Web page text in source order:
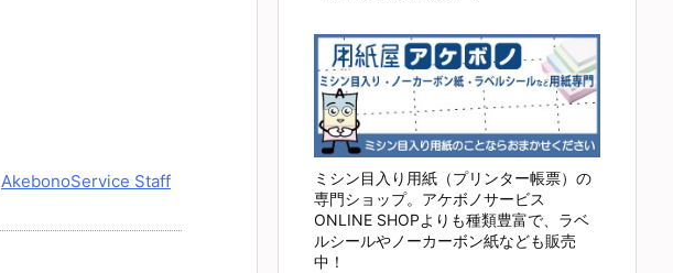
AkebonoService Staff
ミシン目入り用紙（プリンター帳票）の
専門ショップ。アケボノサービス
ONLINE SHOPよりも種類豊富で、ラベ
ルシールやノーカーボン紙なども販売
中！